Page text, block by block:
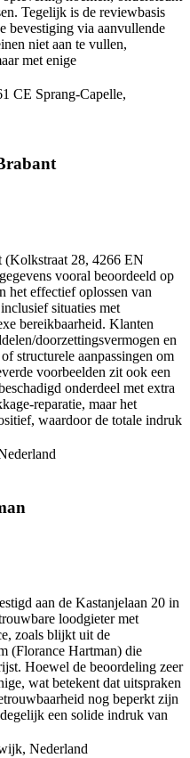
Tegelijk is de reviewbasis
bevestiging via aanvullende
niet aan te vullen,
met enige
CE Sprang-Capelle,
28, 4266 EN
vooral beoordeeld op
het effectief oplossen van
situaties met
bereikbaarheid. Klanten
doorzettingsvermogen en
structurele aanpassingen om
voorbeelden zit ook een
onderdeel met extra
reparatie, maar het
waardoor de totale indruk
aan de Kastanjelaan 20 in
loodgieter met
zoals blijkt uit de
(Florance Hartman) die
Hoewel de beoordeling zeer
wat betekent dat uitspraken
nog beperkt zijn
een solide indruk van
Nederland